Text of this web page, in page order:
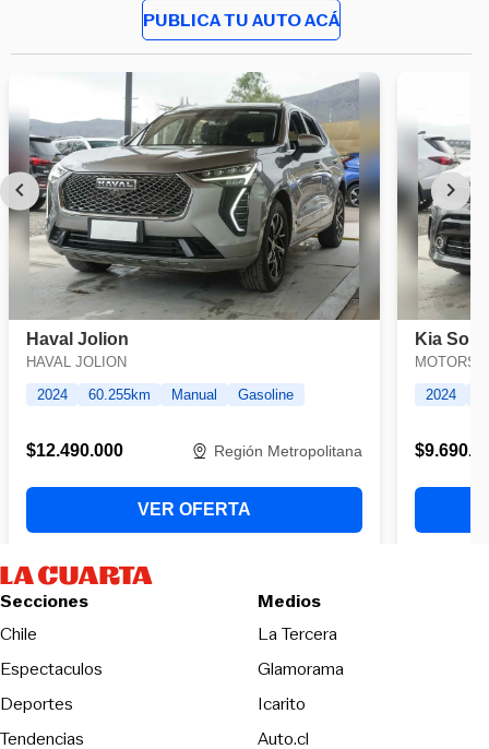
PUBLICA TU AUTO ACÁ
Secciones
Chile
Espectaculos
Deportes
Tendencias
Medios
La TerceraOpens in new
Glamorama
Icarito
Auto.cl